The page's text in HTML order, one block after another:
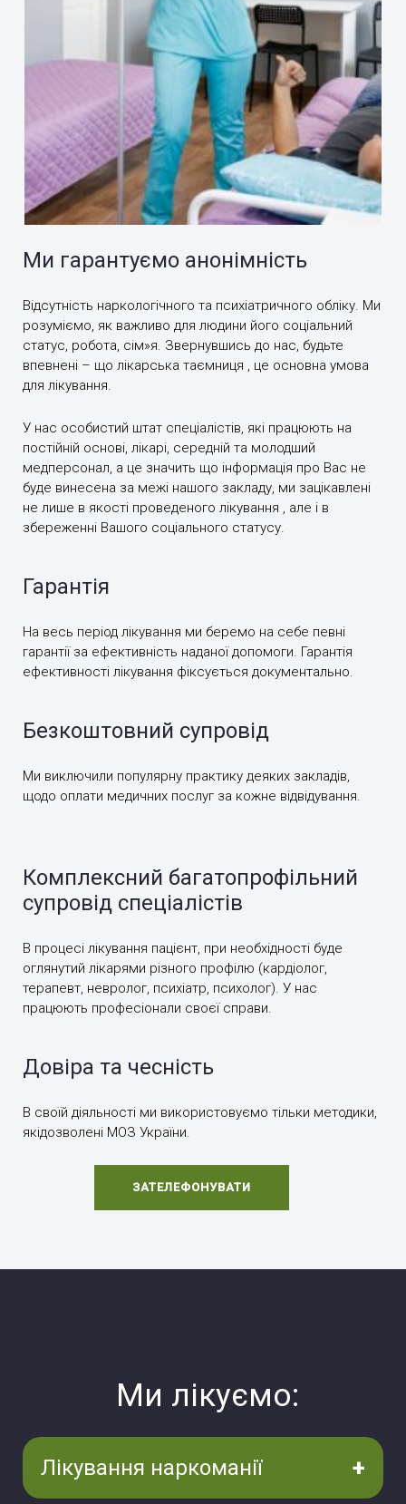
Ми гарантуємо анонімність
Відсутність наркологічного та психіатричного обліку. Ми
розуміємо, як важливо для людини його соціальний
статус, робота, сім»я. Звернувшись до нас, будьте
впевнені – що лікарська таємниця , це основна умова
для лікування.
У нас особистий штат спеціалістів, які працюють на
постійній основі, лікарі, середній та молодший
медперсонал, а це значить що інформація про Вас не
буде винесена за межі нашого закладу, ми зацікавлені
не лише в якості проведеного лікування , але і в
збереженні Вашого соціального статусу.
Гарантія
На весь період лікування ми беремо на себе певні
гарантії за ефективність наданої допомоги. Гарантія
ефективності лікування фіксується документально.
Безкоштовний супровід
Ми виключили популярну практику деяких закладів,
щодо оплати медичних послуг за кожне відвідування.
Комплексний багатопрофільний
супровід спеціалістів
В процесі лікування пацієнт, при необхідності буде
оглянутий лікарями різного профілю (кардіолог,
терапевт, невролог, психіатр, психолог). У нас
працюють професіонали своєї справи.
Довіра та чесність
В своїй діяльності ми використовуємо тільки методики,
якідозволені МОЗ України.
ЗАТЕЛЕФОНУВАТИ
Ми лікуємо:
Лікування наркоманії
Реабілітація від наркоманії